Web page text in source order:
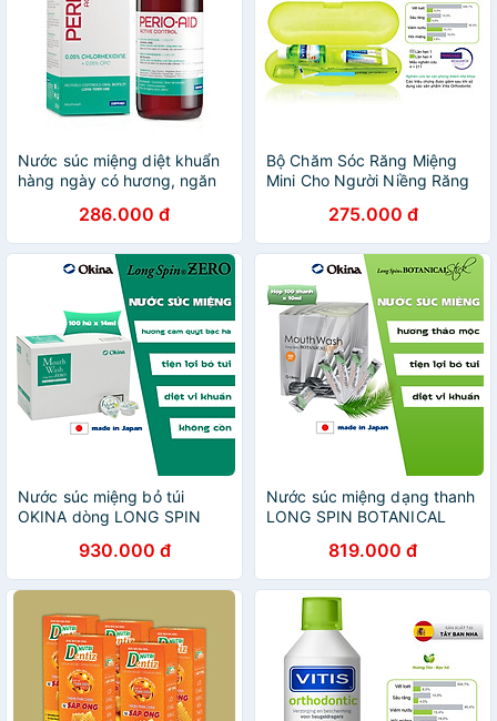
Nước súc miệng diệt khuẩn
hàng ngày có hương, ngăn
Perio-Aid Active Control
500ml
286.000 đ
Bộ Chăm Sóc Răng Miệng
Mini Cho Người Niềng Răng
Nhập Khẩu Tây Ban Nha
275.000 đ
Nước súc miệng bỏ túi
OKINA dòng LONG SPIN
Quýt Bạc Hà không cồn –
Hộp 100 hũ x 14ml
930.000 đ
Nước súc miệng dạng thanh
LONG SPIN BOTANICAL
Hộp 100 thanh x 10ml
819.000 đ